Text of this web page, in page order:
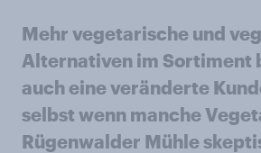
Mehr vegetarische und
Alternativen im Sortiment
auch eine veränderte
selbst wenn manche
Rügenwalder Mühle